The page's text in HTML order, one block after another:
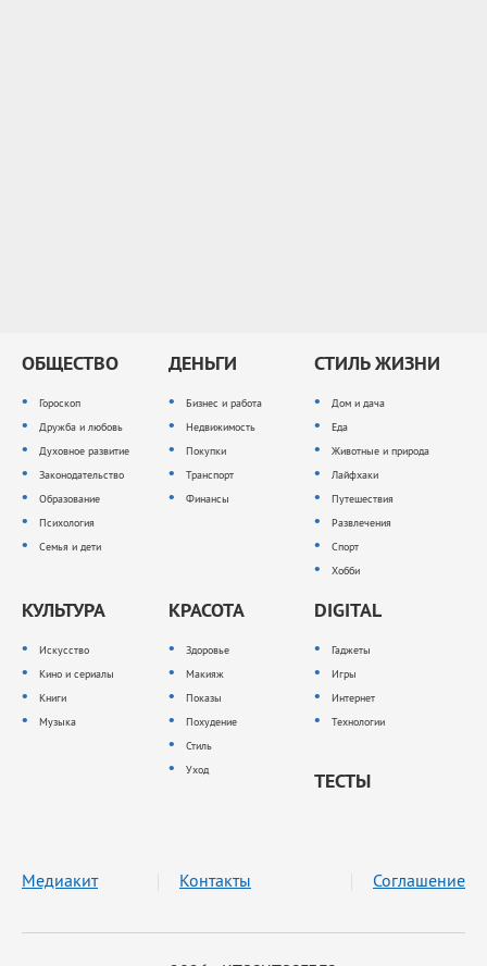
ОБЩЕСТВО
Гороскоп
Дружба и любовь
Духовное развитие
Законодательство
Образование
Психология
Семья и дети
ДЕНЬГИ
Бизнес и работа
Недвижимость
Покупки
Транспорт
Финансы
СТИЛЬ ЖИЗНИ
Дом и дача
Еда
Животные и природа
Лайфхаки
Путешествия
Развлечения
Спорт
Хобби
КУЛЬТУРА
Искусство
Кино и сериалы
Книги
Музыка
КРАСОТА
Здоровье
Макияж
Показы
Похудение
Стиль
Уход
DIGITAL
Гаджеты
Игры
Интернет
Технологии
ТЕСТЫ
Медиакит Контакты Соглашение